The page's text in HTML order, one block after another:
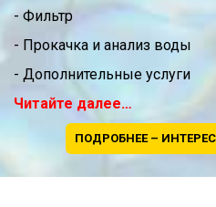
- Фильтр
- Прокачка и анализ воды
- Дополнительные услуги
Читайте далее…
ПОДРОБНЕЕ –